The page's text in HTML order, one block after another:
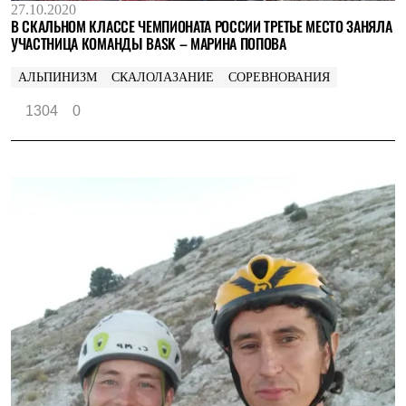
27.10.2020
В СКАЛЬНОМ КЛАССЕ ЧЕМПИОНАТА РОССИИ ТРЕТЬЕ МЕСТО ЗАНЯЛА
УЧАСТНИЦА КОМАНДЫ BASK – МАРИНА ПОПОВА
АЛЬПИНИЗМ СКАЛОЛАЗАНИЕ СОРЕВНОВАНИЯ
1304 0